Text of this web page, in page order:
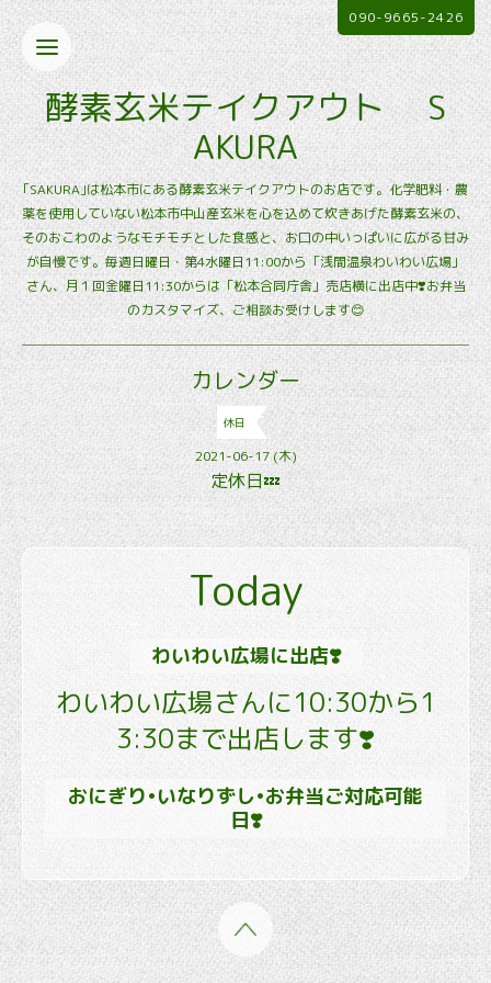
酵素玄米テイクアウト S
AKURA
｢SAKURA｣は松本市にある酵素玄米テイクアウトのお店です。化学肥料・農
薬を使用していない松本市中山産玄米を心を込めて炊きあげた酵素玄米の、
そのおこわのようなモチモチとした食感と、お口の中いっぱいに広がる甘み
が自慢です。毎週日曜日・第4水曜日11:00から「浅間温泉わいわい広場」
さん、月１回金曜日11:30からは「松本合同庁舎」売店横に出店中❣️お弁当
のカスタマイズ、ご相談お受けします😊
090-9665-2426
カレンダー
休日
2021-06-17 (木)
定休日💤
Today
わいわい広場に出店❣️
わいわい広場さんに10:30から1
3:30まで出店します❣️
おにぎり•いなりずし•お弁当ご対応可能
日❣️